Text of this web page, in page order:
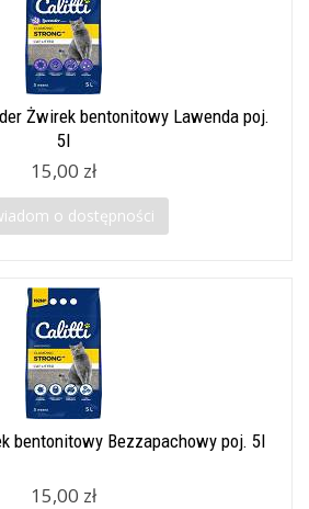
Żwirek bentonitowy Lawenda poj.
5l
15,00 zł
o dostępności
bentonitowy Bezzapachowy poj. 5l
15,00 zł